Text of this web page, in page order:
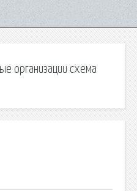
организации схема